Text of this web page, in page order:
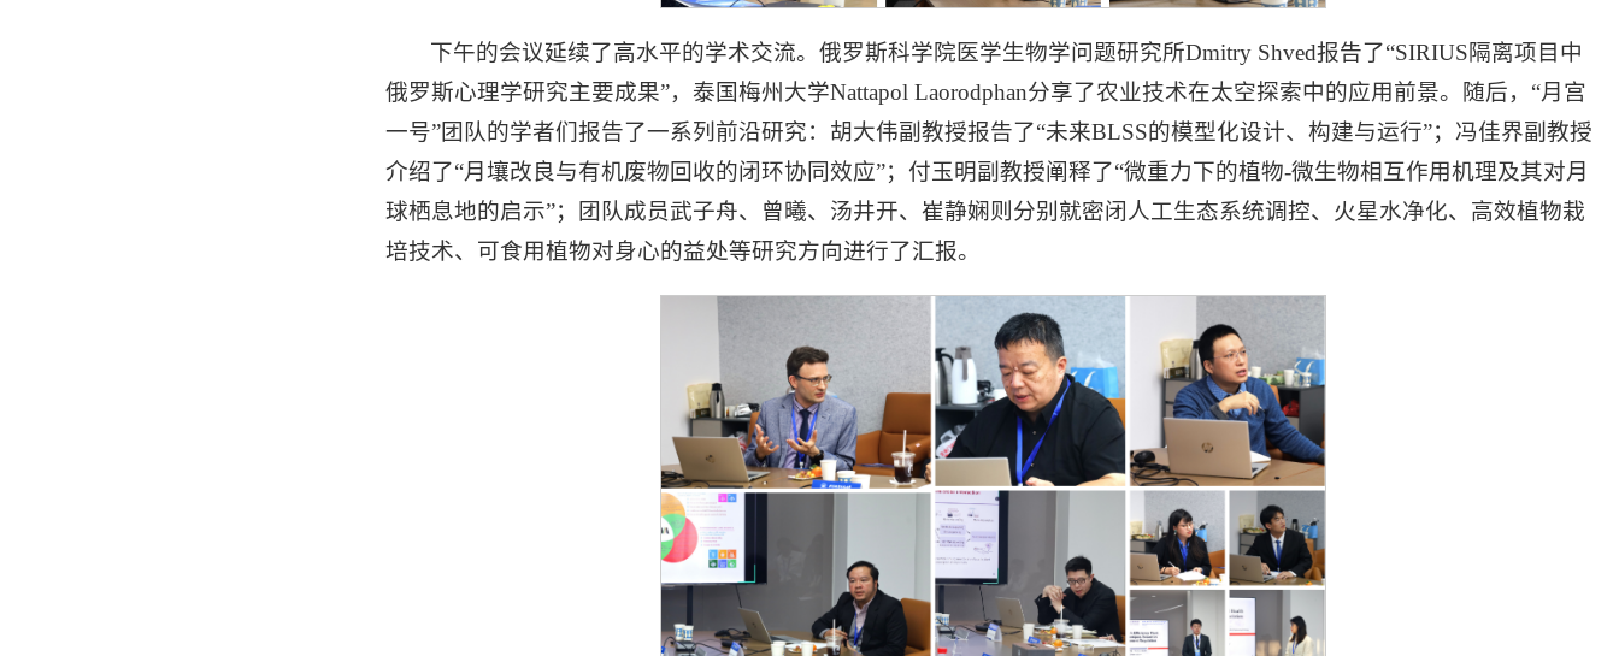
下午的会议延续了高水平的学术交流。俄罗斯科学院医学生物学问题研究所Dmitry Shved报告了“SIRIUS隔离项目中
俄罗斯心理学研究主要成果”，泰国梅州大学Nattapol Laorodphan分享了农业技术在太空探索中的应用前景。随后，“月宫
一号”团队的学者们报告了一系列前沿研究：胡大伟副教授报告了“未来BLSS的模型化设计、构建与运行”；冯佳界副教授
介绍了“月壤改良与有机废物回收的闭环协同效应”；付玉明副教授阐释了“微重力下的植物-微生物相互作用机理及其对月
球栖息地的启示”；团队成员武子舟、曾曦、汤井开、崔静娴则分别就密闭人工生态系统调控、火星水净化、高效植物栽
培技术、可食用植物对身心的益处等研究方向进行了汇报。